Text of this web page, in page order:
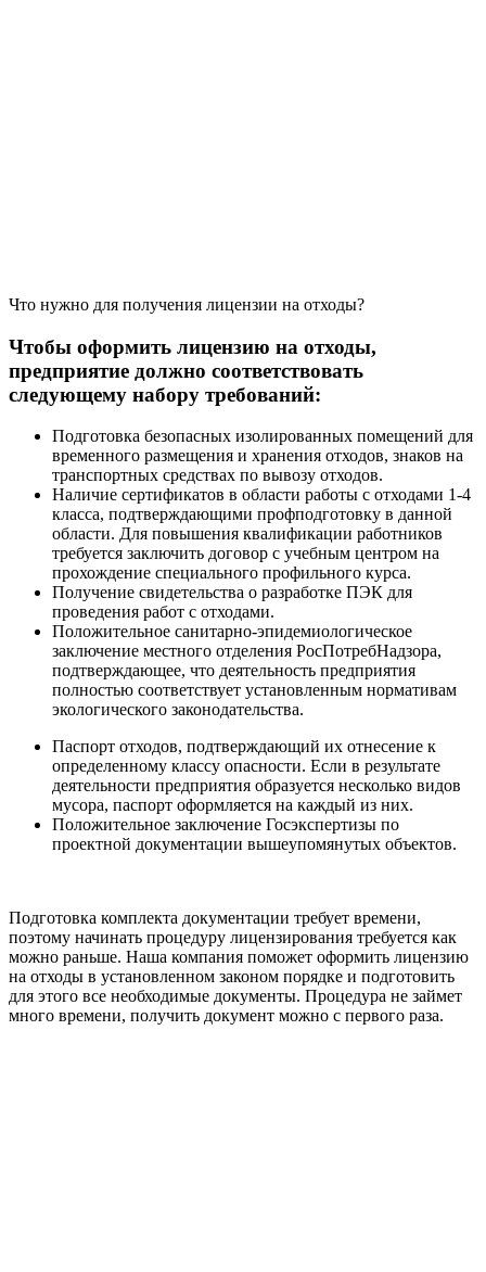
Что нужно для получения лицензии на отходы?
Чтобы оформить лицензию на отходы,
предприятие должно соответствовать
следующему набору требований:
Подготовка безопасных изолированных помещений для
временного размещения и хранения отходов, знаков на
транспортных средствах по вывозу отходов.
Наличие сертификатов в области работы с отходами 1-4
класса, подтверждающими профподготовку в данной
области. Для повышения квалификации работников
требуется заключить договор с учебным центром на
прохождение специального профильного курса.
Получение свидетельства о разработке ПЭК для
проведения работ с отходами.
Положительное санитарно-эпидемиологическое
заключение местного отделения РосПотребНадзора,
подтверждающее, что деятельность предприятия
полностью соответствует установленным нормативам
экологического законодательства.
Паспорт отходов, подтверждающий их отнесение к
определенному классу опасности. Если в результате
деятельности предприятия образуется несколько видов
мусора, паспорт оформляется на каждый из них.
Положительное заключение Госэкспертизы по
проектной документации вышеупомянутых объектов.
Подготовка комплекта документации требует времени,
поэтому начинать процедуру лицензирования требуется как
можно раньше. Наша компания поможет оформить лицензию
на отходы в установленном законом порядке и подготовить
для этого все необходимые документы. Процедура не займет
много времени, получить документ можно с первого раза.